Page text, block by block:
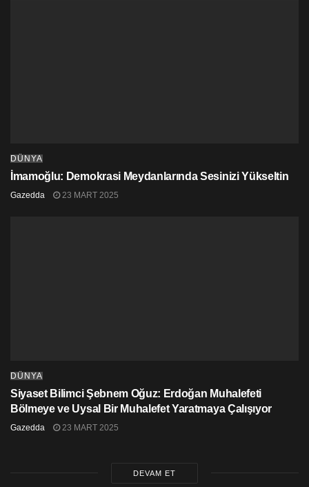
DÜNYA
İmamoğlu: Demokrasi Meydanlarında Sesinizi Yükseltin
Gazedda 23 MART 2025
DÜNYA
Siyaset Bilimci Şebnem Oğuz: Erdoğan Muhalefeti
Bölmeye ve Uysal Bir Muhalefet Yaratmaya Çalışıyor
Gazedda 23 MART 2025
DEVAM ET